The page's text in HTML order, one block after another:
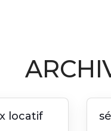
locatif